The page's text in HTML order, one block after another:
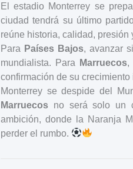
El estadio Monterrey se
ciudad tendrá su último
reúne historia, calidad, presión
Para Países Bajos, avanzar
mundialista. Para
Marruecos,
confirmación de su crecimiento
Monterrey se despide del
Marruecos no será solo un
ambición, donde la Naranja
perder el rumbo.